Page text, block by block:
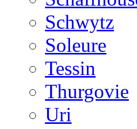
Schwytz
Soleure
Tessin
Thurgovie
Uri